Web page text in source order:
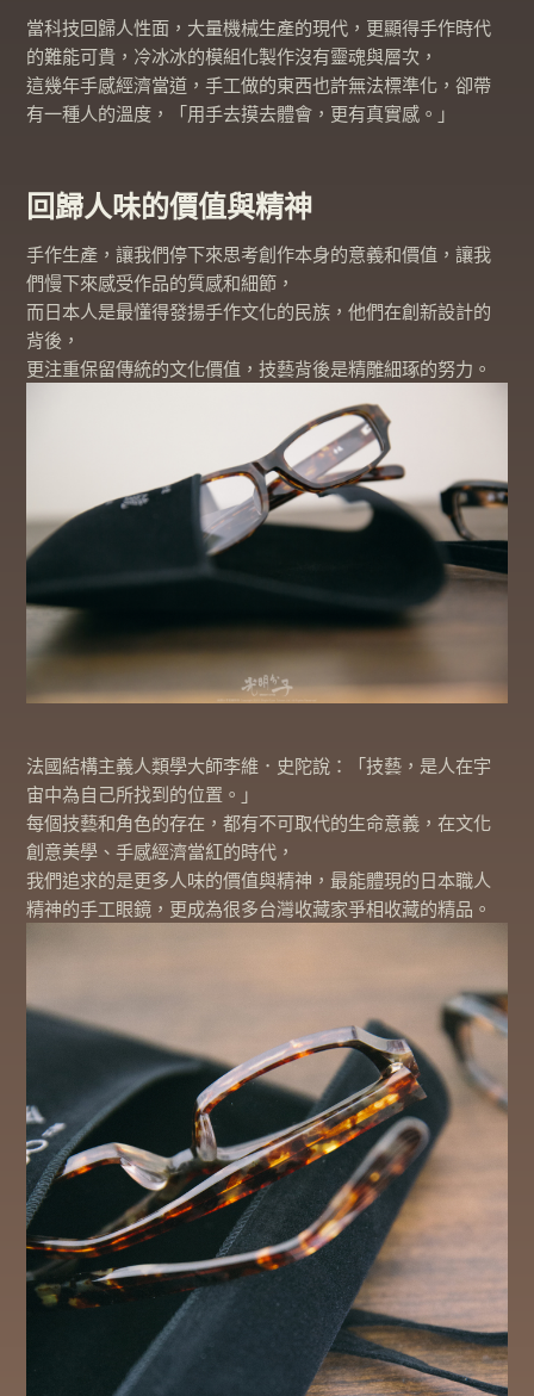
當科技回歸人性面，大量機械生產的現代，更顯得手作時代
的難能可貴，冷冰冰的模組化製作沒有靈魂與層次，
這幾年手感經濟當道，手工做的東西也許無法標準化，卻帶
有一種人的溫度，「用手去摸去體會，更有真實感。」
回歸人味的價值與精神
手作生產，讓我們停下來思考創作本身的意義和價值，讓我
們慢下來感受作品的質感和細節，
而日本人是最懂得發揚手作文化的民族，他們在創新設計的
背後，
更注重保留傳統的文化價值，技藝背後是精雕細琢的努力。
法國結構主義人類學大師李維．史陀說：「技藝，是人在宇
宙中為自己所找到的位置。」
每個技藝和角色的存在，都有不可取代的生命意義，在文化
創意美學、手感經濟當紅的時代，
我們追求的是更多人味的價值與精神，最能體現的日本職人
精神的手工眼鏡，更成為很多台灣收藏家爭相收藏的精品。